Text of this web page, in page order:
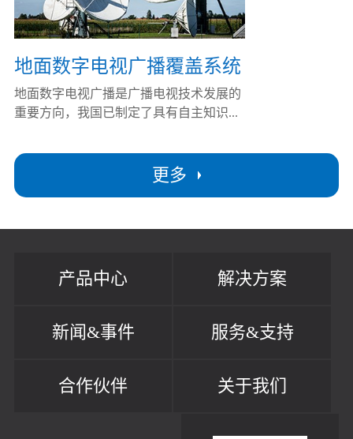
更多
地面数字电视广播覆盖系统
地面数字电视广播是广播电视技术发展的
重要方向，我国已制定了具有自主知识...
产品中心 解决方案
新闻&事件 服务&支持
合作伙伴 关于我们